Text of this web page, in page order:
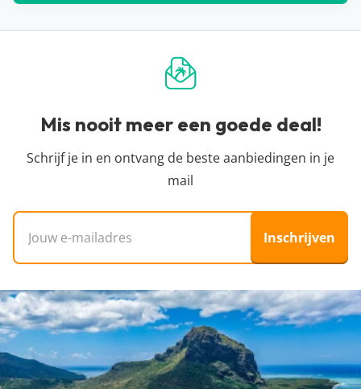
2026 aanbiedingen ook ontzettend veel andere
. Zo kun je ook buiten de zomervakantie
voordelig een (mid)weekje weg!
Mis nooit meer een goede deal!
Schrijf je in en ontvang de beste aanbiedingen in je
mail
Inschrijven